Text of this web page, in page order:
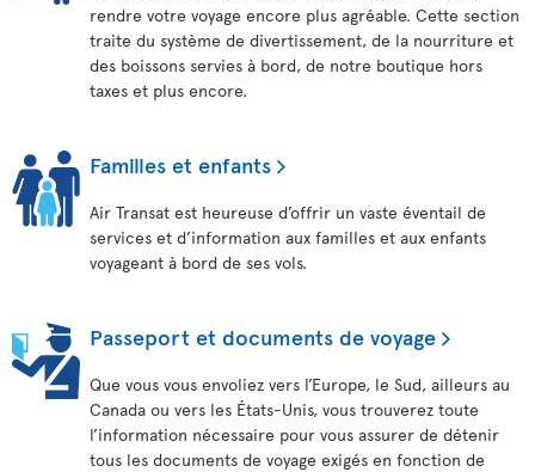
rendre votre voyage encore plus agréable. Cette section
traite du système de divertissement, de la nourriture et
des boissons servies à bord, de notre boutique hors
taxes et plus encore.
Familles et enfants
Air Transat est heureuse d’offrir un vaste éventail de
services et d’information aux familles et aux enfants
voyageant à bord de ses vols.
Passeport et documents de voyage
Que vous vous envoliez vers l’Europe, le Sud, ailleurs au
Canada ou vers les États-Unis, vous trouverez toute
l’information nécessaire pour vous assurer de détenir
tous les documents de voyage exigés en fonction de